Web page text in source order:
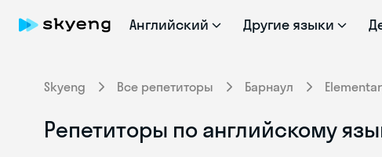
Английский Другие языки
Skyeng Все репетиторы Барнаул
Репетиторы по английскому